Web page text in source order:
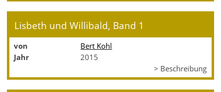
Lisbeth und Willibald, Band 1
von
Bert Kohl
Jahr
2015
> Beschreibung